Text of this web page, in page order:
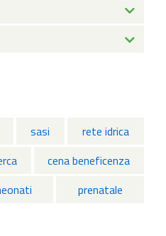
sasi
rete idrica
cena beneficenza
prenatale